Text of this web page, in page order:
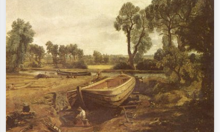
albero.